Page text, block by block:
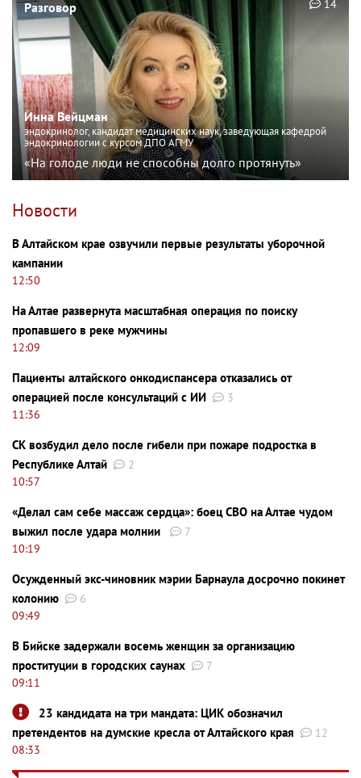
Разговор
Инна Вейцман
эндокринолог, кандидат медицинских наук, заведующая кафедрой
эндокринологии с курсом ДПО АГМУ
«На голоде люди не способны долго протянуть»
14
Новости
В Алтайском крае озвучили первые результаты уборочной
кампании
12:50
На Алтае развернута масштабная операция по поиску
пропавшего в реке мужчины
12:09
Пациенты алтайского онкодиспансера отказались от
операцией после консультаций с ИИ
3
11:36
СК возбудил дело после гибели при пожаре подростка в
Республике Алтай
2
10:57
«Делал сам себе массаж сердца»: боец СВО на Алтае чудом
выжил после удара молнии
7
10:19
Осужденный экс-чиновник мэрии Барнаула досрочно покинет
колонию
6
09:49
В Бийске задержали восемь женщин за организацию
проституции в городских саунах
7
09:11
23 кандидата на три мандата: ЦИК обозначил
претендентов на думские кресла от Алтайского края
12
08:33